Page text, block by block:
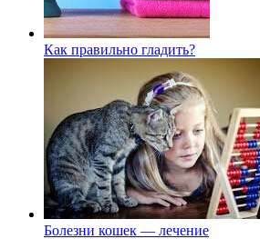
Как правильно гладить?
Болезни кошек — лечение